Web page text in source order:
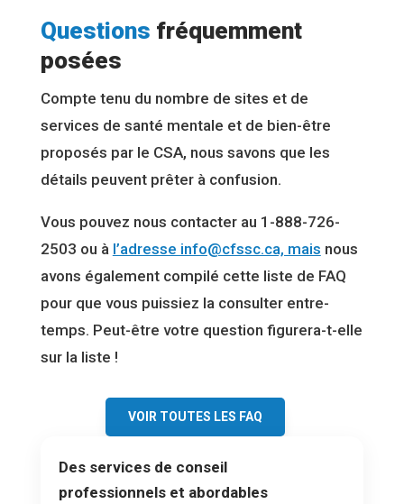
Questions fréquemment
posées
Compte tenu du nombre de sites et de
services de santé mentale et de bien-être
proposés par le CSA, nous savons que les
détails peuvent prêter à confusion.
Vous pouvez nous contacter au 1-888-726-
2503 ou à l’adresse info@cfssc.ca, mais nous
avons également compilé cette liste de FAQ
pour que vous puissiez la consulter entre-
temps. Peut-être votre question figurera-t-elle
sur la liste !
VOIR TOUTES LES FAQ
Des services de conseil
professionnels et abordables